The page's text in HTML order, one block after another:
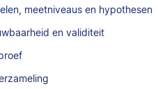
meetniveaus en hypothesen
en validiteit